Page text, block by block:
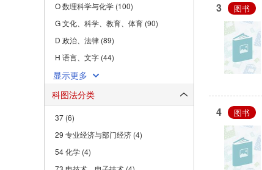
O 数理科学与化学 (100)
G 文化、科学、教育、体育 (90)
D 政治、法律 (89)
H 语言、文字 (44)
显示更多
科图法分类
37 (6)
29 专业经济与部门经济 (4)
54 化学 (4)
3 图书
4 图书